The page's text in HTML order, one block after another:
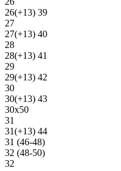
26(+13) 39
27
27(+13) 40
28
28(+13) 41
29
29(+13) 42
30
30(+13) 43
30х50
31
31(+13) 44
31 (46-48)
32 (48-50)
32